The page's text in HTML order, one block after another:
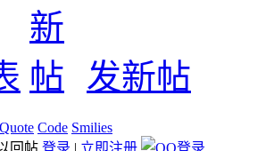
发新帖
Quote Code Smilies
回帖 登录 | 立即注册